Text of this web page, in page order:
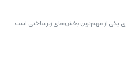
یکی از مهم‌ترین بخش‌های زیرساختی است